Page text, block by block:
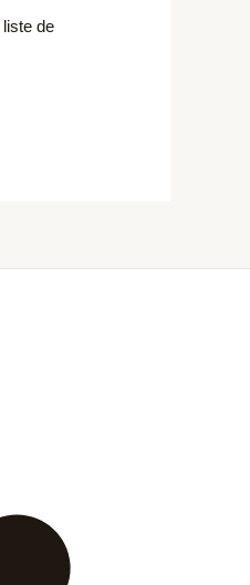
de